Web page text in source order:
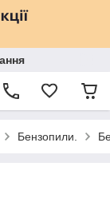
Бензопили.